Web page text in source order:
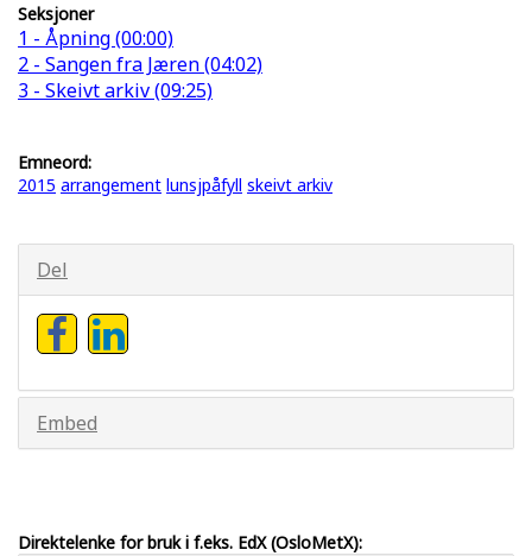
Seksjoner
1 - Åpning (00:00)
2 - Sangen fra Jæren (04:02)
3 - Skeivt arkiv (09:25)
Emneord:
2015 arrangement lunsjpåfyll skeivt arkiv
Del
Embed
Direktelenke for bruk i f.eks. EdX (OsloMetX):